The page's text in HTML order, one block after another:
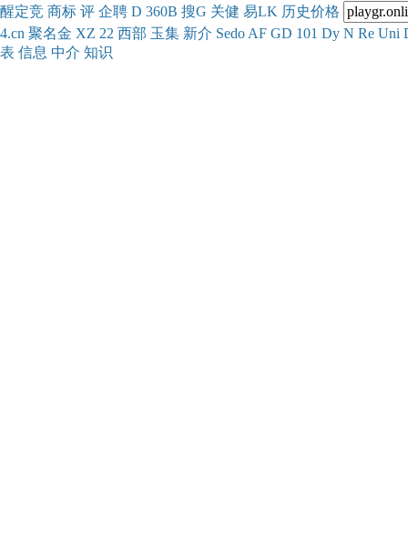
醒定竞 商标 评 企聘 D 360B 搜G 关健 易LK 历史价格
4.cn 聚名金 XZ 22 西部 玉集 新介 Sedo AF GD 101 Dy N Re Uni
表 信息 中介 知识